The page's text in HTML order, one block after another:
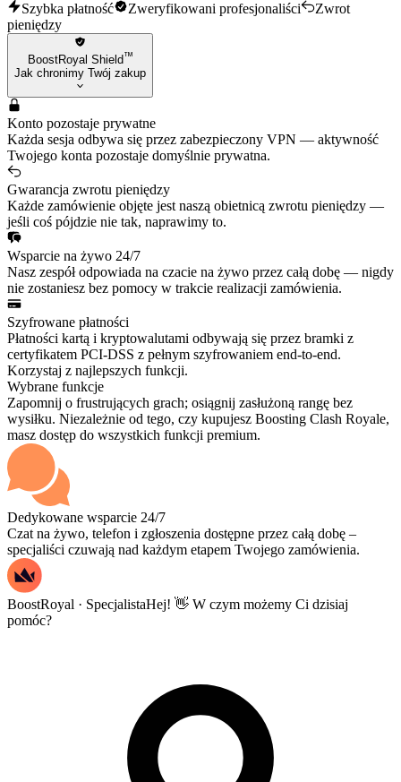
Szybka płatność Zweryfikowani profesjonaliści
Zwrot
pieniędzy
BoostRoyal Shield™
Jak chronimy Twój zakup
Konto pozostaje prywatne
Każda sesja odbywa się przez zabezpieczony VPN — aktywność
Twojego konta pozostaje domyślnie prywatna.
Gwarancja zwrotu pieniędzy
Każde zamówienie objęte jest naszą obietnicą zwrotu pieniędzy —
jeśli coś pójdzie nie tak, naprawimy to.
Wsparcie na żywo 24/7
Nasz zespół odpowiada na czacie na żywo przez całą dobę — nigdy
nie zostaniesz bez pomocy w trakcie realizacji zamówienia.
Szyfrowane płatności
Płatności kartą i kryptowalutami odbywają się przez bramki z
certyfikatem PCI-DSS z pełnym szyfrowaniem end-to-end.
Korzystaj z najlepszych funkcji.
Wybrane funkcje
Zapomnij o frustrujących grach; osiągnij zasłużoną rangę bez
wysiłku. Niezależnie od tego, czy kupujesz Boosting Clash Royale,
masz dostęp do wszystkich funkcji premium.
Dedykowane wsparcie 24/7
Czat na żywo, telefon i zgłoszenia dostępne przez całą dobę –
specjaliści czuwają nad każdym etapem Twojego zamówienia.
BoostRoyal · SpecjalistaHej! 👋 W czym możemy Ci dzisiaj
pomóc?